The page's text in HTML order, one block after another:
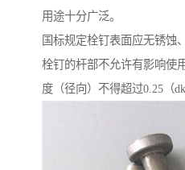
用途十分广泛。
国标规定栓钉表面应无锈蚀
栓钉的杆部不允许有影响使
度（径向）不得超过0.25（